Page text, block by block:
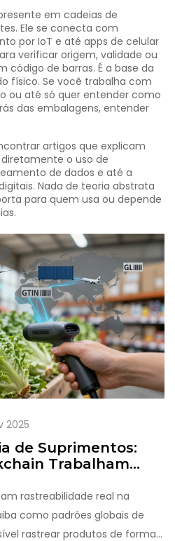
em cadeias de
Ele se conecta com
por IoT e até apps de celular
verificar origem, validade ou
código de barras. É a base da
físico. Se você trabalha com
ou até só quer entender como
das embalagens, entender
artigos que explicam
o uso de
de dados e até a
Nada de teoria abstrata
para quem usa ou depende
2025
de Suprimentos:
Trabalham
rastreabilidade real na
como padrões globais de
rastrear produtos de forma